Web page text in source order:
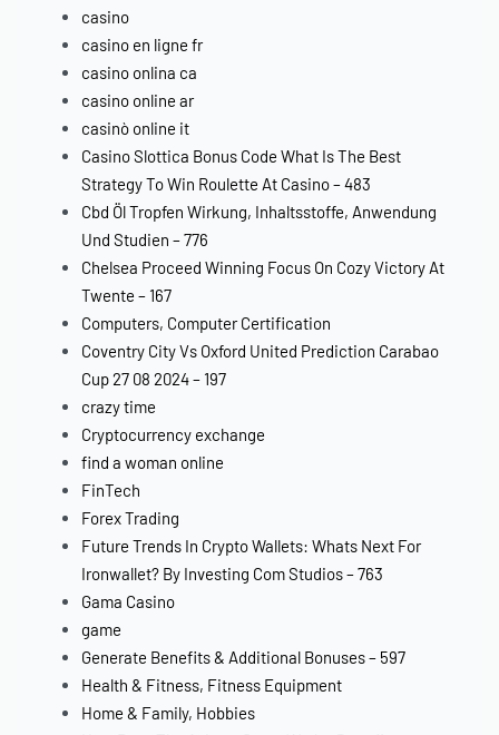
casino
casino en ligne fr
casino onlina ca
casino online ar
casinò online it
Casino Slottica Bonus Code What Is The Best
Strategy To Win Roulette At Casino – 483
Cbd Öl Tropfen Wirkung, Inhaltsstoffe, Anwendung
Und Studien – 776
Chelsea Proceed Winning Focus On Cozy Victory At
Twente – 167
Computers, Computer Certification
Coventry City Vs Oxford United Prediction Carabao
Cup 27 08 2024 – 197
crazy time
Cryptocurrency exchange
find a woman online
FinTech
Forex Trading
Future Trends In Crypto Wallets: Whats Next For
Ironwallet? By Investing Com Studios – 763
Gama Casino
game
Generate Benefits & Additional Bonuses – 597
Health & Fitness, Fitness Equipment
Home & Family, Hobbies